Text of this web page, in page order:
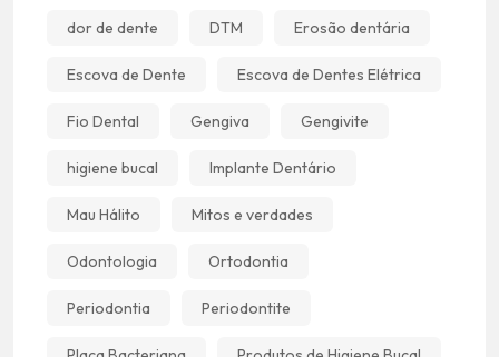
dor de dente DTM Erosão dentária
Escova de Dente Escova de Dentes Elétrica
Fio Dental Gengiva Gengivite
higiene bucal Implante Dentário
Mau Hálito Mitos e verdades
Odontologia Ortodontia
Periodontia Periodontite